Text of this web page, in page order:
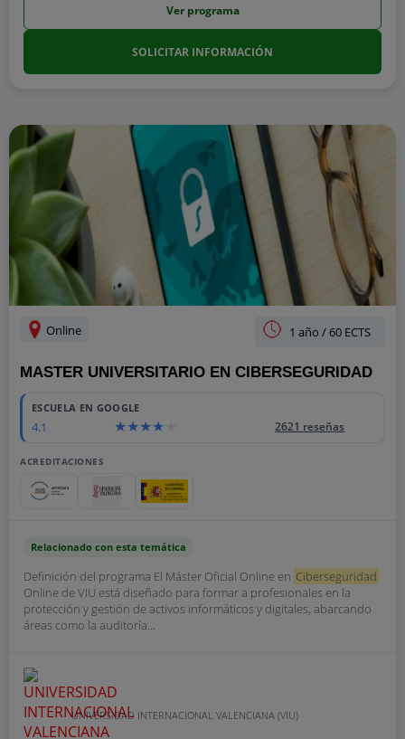
Ver programa
SOLICITAR INFORMACIÓN
Online 1 año / 60 ECTS
MASTER UNIVERSITARIO EN CIBERSEGURIDAD
ESCUELA EN GOOGLE
4.1 2621 reseñas
ACREDITACIONES
Relacionado con esta temática
Definición del programa El Máster Oficial Online en Ciberseguridad
Online de VIU está diseñado para formar a profesionales en la
protección y gestión de activos informáticos y digitales, abarcando
áreas como la auditoría...
UNIVERSIDAD INTERNACIONAL VALENCIANA (VIU)